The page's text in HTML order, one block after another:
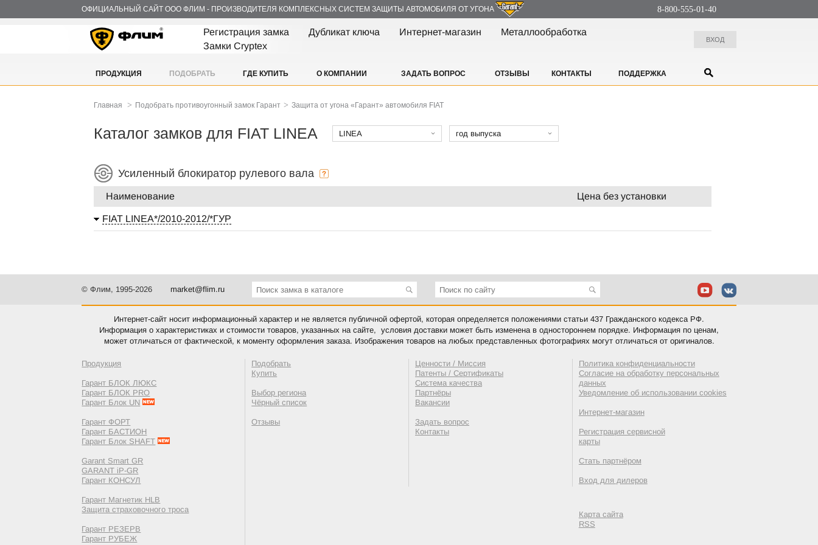
ОФИЦИАЛЬНЫЙ САЙТ ООО ФЛИМ - ПРОИЗВОДИТЕЛЯ КОМПЛЕКСНЫХ СИСТЕМ ЗАЩИТЫ АВТОМОБИЛЯ ОТ УГОНА 8-800-555-01-40
Регистрация замка Дубликат ключа Интернет-магазин
Металлообработка
Замки Cryptex
ВХОД
ПРОДУКЦИЯ ПОДОБРАТЬ ГДЕ КУПИТЬ О КОМПАНИИ ЗАДАТЬ ВОПРОС ОТЗЫВЫ КОНТАКТЫ ПОДДЕРЖКА
Главная > Подобрать противоугонный замок Гарант > Защита от угона «Гарант» автомобиля FIAT
Каталог замков для FIAT LINEA LINEA год выпуска
Усиленный блокиратор рулевого вала
Наименование Цена без установки
FIAT LINEA*/2010-2012/*ГУР
© Флим, 1995-2026 market@flim.ru
Интернет-сайт носит информационный характер и не является публичной офертой, которая определяется положениями статьи 437 Гражданского кодекса РФ.
Информация о характеристиках и стоимости товаров, указанных на сайте, условия доставки может быть изменена в одностороннем порядке. Информация по ценам,
может отличаться от фактической, к моменту оформления заказа. Изображения товаров на любых представленных фотографиях могут отличаться от оригиналов.
Продукция
Гарант БЛОК ЛЮКС
Гарант БЛОК PRO
Гарант Блок UN
Гарант ФОРТ
Гарант БАСТИОН
Гарант Блок SHAFT
Garant Smart GR
GARANT iP-GR
Гарант КОНСУЛ
Гарант Магнетик HLB
Защита страховочного троса
Гарант РЕЗЕРВ
Гарант РУБЕЖ
Подобрать
Купить
Выбор региона
Чёрный список
Отзывы
Ценности / Миссия
Патенты / Сертификаты
Система качества
Партнёры
Вакансии
Задать вопрос
Контакты
Политика конфиденциальности
Согласие на обработку персональных
данных
Уведомление об использовании cookies
Интернет-магазин
Регистрация сервисной
карты
Стать партнёром
Вход для дилеров
Карта сайта
RSS